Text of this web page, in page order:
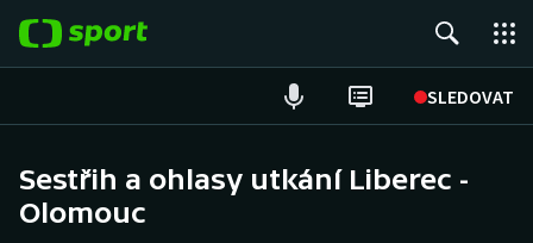
SLEDOVAT
Hokej
Sestřih a ohlasy utkání Liberec -
Olomouc